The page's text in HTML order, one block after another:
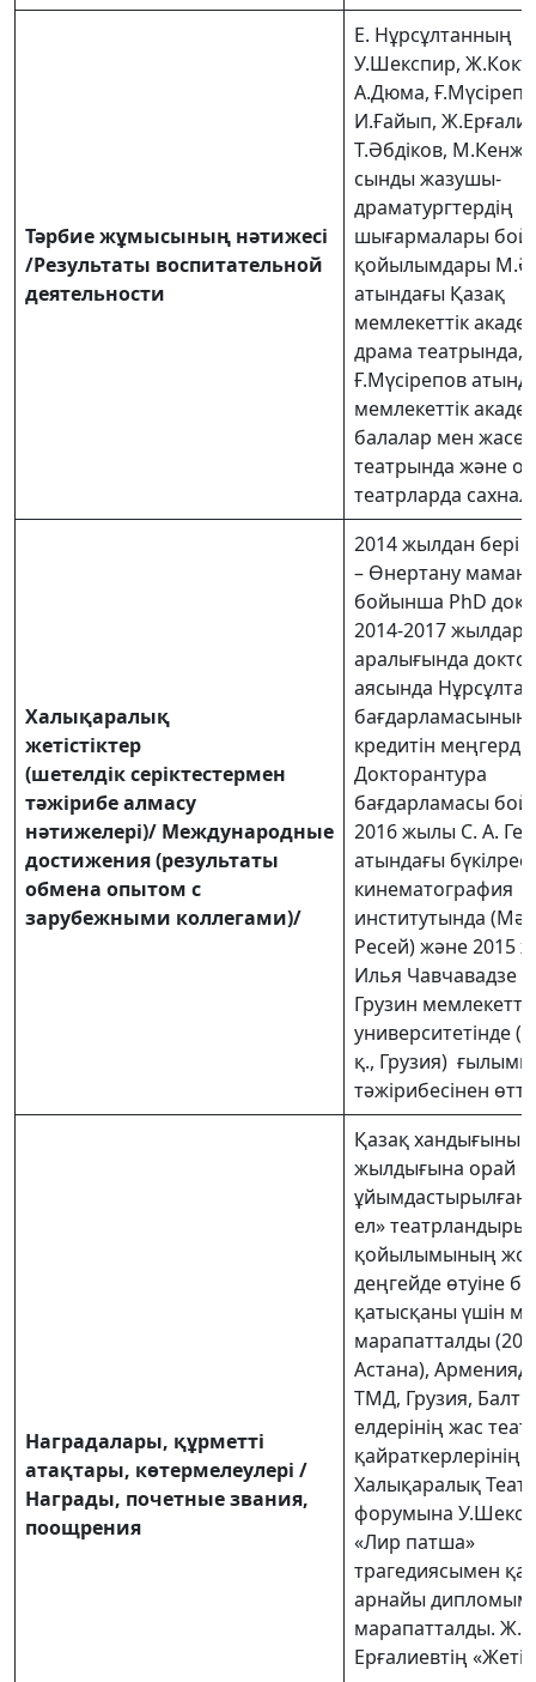
Тәрбие жұмысының нәтижесі
/Результаты воспитательной
деятельности
Е. Нұрсұлтанның
У.Шекспир,
А.Дюма,
И.Ғайып,
Т.Әбдіков,
сынды жазушы-
драматургтердің
шығармалары
қойылымдары
атындағы Қазақ
мемлекеттік
драма театрында,
Ғ.Мүсірепов
мемлекеттік
балалар мен
театрында және
театрларда
Халықаралық
жетістіктер
(шетелдік серіктестермен
тәжірибе алмасу
нәтижелері)/ Международные
достижения (результаты
обмена опытом с
зарубежными коллегами)/
2014 жылдан бері
– Өнертану
бойынша PhD
2014-2017 жылдар
аралығында
аясында Нұрсұлтан
бағдарламасының
кредитін меңгерді.
Докторантура
бағдарламасы
2016 жылы С. А.
атындағы
кинематография
институтында
Ресей) және 2015
Илья Чавчавадзе
Грузин
университетінде
қ., Грузия)
тәжірибесінен
Наградалары, құрметті
атақтары, көтермелеулері /
Награды, почетные звания,
поощрения
Қазақ
жылдығына орай
ұйымдастырылған
ел»
қойылымының
деңгейде өтуіне
қатысқаны үшін
марапатталды
Астана),
ТМД, Грузия,
елдерінің жас
қайраткерлерінің
Халықаралық
форумына
«Лир патша»
трагедиясымен
арнайы
марапатталды. Ж.
Ерғалиевтің